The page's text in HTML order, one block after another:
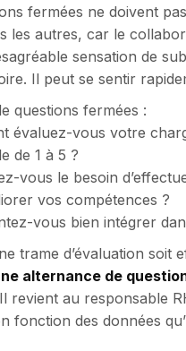
fermées ne doivent
les autres, car le
sensation de
Il peut se sentir
questions fermées :
évaluez-vous votre
de 1 à 5 ?
vous le besoin
vos compétences ?
vous bien intégrer
trame d’évaluation soit
alternance de
revient au responsable
fonction des données